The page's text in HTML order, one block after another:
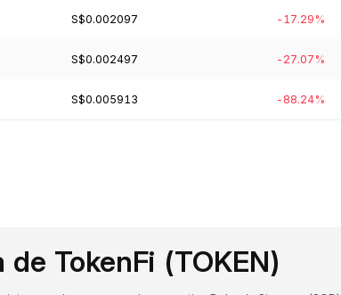
S$0.002097 -17.29%
S$0.002497 -27.07%
S$0.005913 -88.24%
de TokenFi (TOKEN)